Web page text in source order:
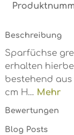
Beschreibung
Sparfüchse
erhalten
bestehend aus
cm H… Mehr
Bewertungen
Blog Posts